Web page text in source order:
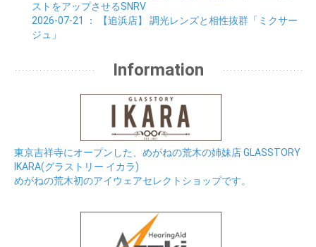
ストをアップさせるSNRV
2026-07-21
： 【追浜店】 調光レンズと相性抜群「ミクサー
ジュ」
Information
東京吉祥寺にオープンした、めがねの荒木の姉妹店 GLASSTORY
IKARA(グラストリー イカラ)
めがねの荒木初のアイウェアセレクトショップです。